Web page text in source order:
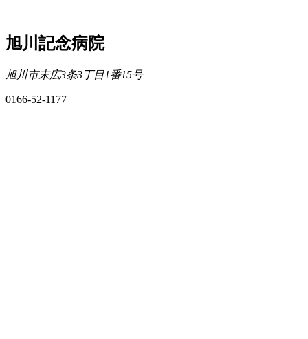
旭川記念病院
旭川市末広3条3丁目1番15号
0166-52-1177